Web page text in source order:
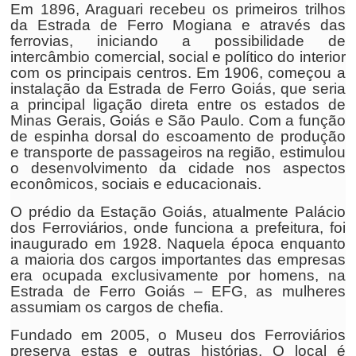
Em 1896, Araguari recebeu os primeiros trilhos
da Estrada de Ferro Mogiana e através das
ferrovias, iniciando a possibilidade de
intercâmbio comercial, social e político do interior
com os principais centros. Em 1906, começou a
instalação da Estrada de Ferro Goiás, que seria
a principal ligação direta entre os estados de
Minas Gerais, Goiás e São Paulo. Com a função
de espinha dorsal do escoamento de produção
e transporte de passageiros na região, estimulou
o desenvolvimento da cidade nos aspectos
econômicos, sociais e educacionais.
O prédio da Estação Goiás, atualmente Palácio
dos Ferroviários, onde funciona a prefeitura, foi
inaugurado em 1928. Naquela época enquanto
a maioria dos cargos importantes das empresas
era ocupada exclusivamente por homens, na
Estrada de Ferro Goiás – EFG, as mulheres
assumiam os cargos de chefia.
Fundado em 2005, o Museu dos Ferroviários
preserva estas e outras histórias. O local é